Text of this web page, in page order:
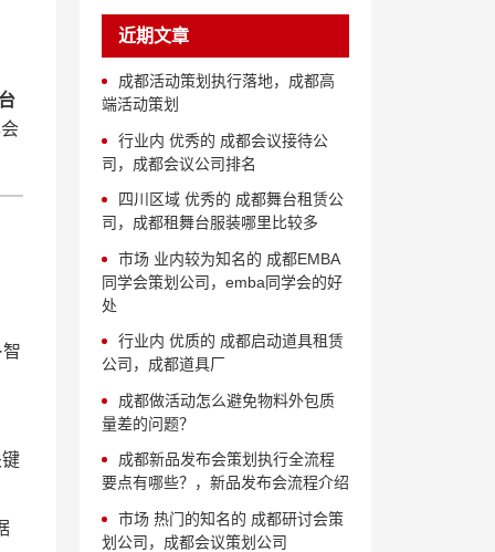
近期文章
成都活动策划执行落地，成都高
端活动策划
行业内 优秀的 成都会议接待公
司，成都会议公司排名
四川区域 优秀的 成都舞台租赁公
司，成都租舞台服装哪里比较多
市场 业内较为知名的 成都EMBA
同学会策划公司，emba同学会的好
处
行业内 优质的 成都启动道具租赁
公司，成都道具厂
成都做活动怎么避免物料外包质
量差的问题？
成都新品发布会策划执行全流程
要点有哪些？，新品发布会流程介绍
市场 热门的知名的 成都研讨会策
划公司，成都会议策划公司